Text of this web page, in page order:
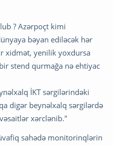
? Azərpoçt kimi
bəyan ediləcək hər
xidmət, yenilik yoxdursa
stend qurmağa nə ehtiyac
İKT sərgilərindəki
digər beynəlxalq sərgilərdə
xərclənib."
sahədə monitorinqlərin